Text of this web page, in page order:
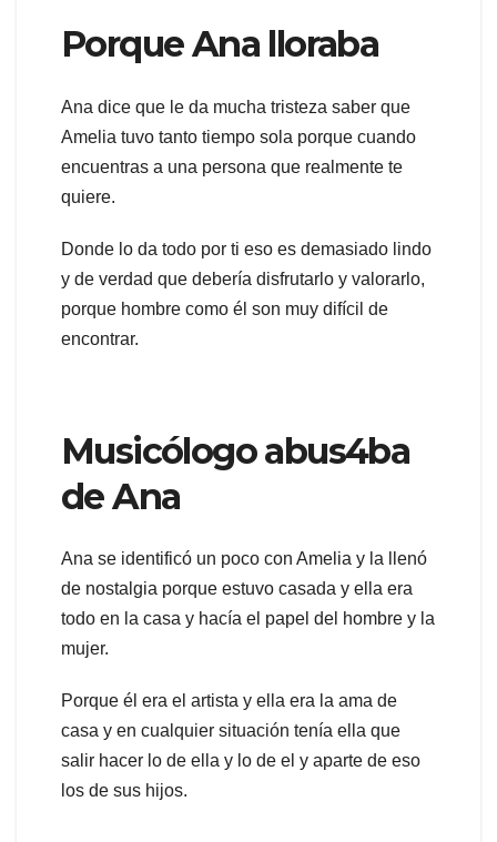
Porque Ana lloraba
Ana dice que le da mucha tristeza saber que
Amelia tuvo tanto tiempo sola porque cuando
encuentras a una persona que realmente te
quiere.
Donde lo da todo por ti eso es demasiado lindo
y de verdad que debería disfrutarlo y valorarlo,
porque hombre como él son muy difícil de
encontrar.
Musicólogo abus4ba
de Ana
Ana se identificó un poco con Amelia y la llenó
de nostalgia porque estuvo casada y ella era
todo en la casa y hacía el papel del hombre y la
mujer.
Porque él era el artista y ella era la ama de
casa y en cualquier situación tenía ella que
salir hacer lo de ella y lo de el y aparte de eso
los de sus hijos.